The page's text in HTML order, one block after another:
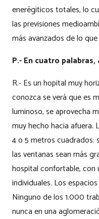
enerégiticos totales, lo
las previsiones
más avanzados de lo
P.- En cuatro
R.- Es un hopital muy
conozca se verá que es
luminoso, se aprovecha
muy hecho hacia afuera.
4 o 5 metros cuadrados:
las ventanas sean más
hospital confortable,
individuales. Los
Ninguno de los 1.000
nunca en una